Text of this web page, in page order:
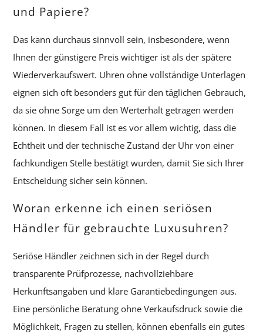
und Papiere?
Das kann durchaus sinnvoll sein, insbesondere, wenn
Ihnen der günstigere Preis wichtiger ist als der spätere
Wiederverkaufswert. Uhren ohne vollständige Unterlagen
eignen sich oft besonders gut für den täglichen Gebrauch,
da sie ohne Sorge um den Werterhalt getragen werden
können. In diesem Fall ist es vor allem wichtig, dass die
Echtheit und der technische Zustand der Uhr von einer
fachkundigen Stelle bestätigt wurden, damit Sie sich Ihrer
Entscheidung sicher sein können.
Woran erkenne ich einen seriösen
Händler für gebrauchte Luxusuhren?
Seriöse Händler zeichnen sich in der Regel durch
transparente Prüfprozesse, nachvollziehbare
Herkunftsangaben und klare Garantiebedingungen aus.
Eine persönliche Beratung ohne Verkaufsdruck sowie die
Möglichkeit, Fragen zu stellen, können ebenfalls ein gutes